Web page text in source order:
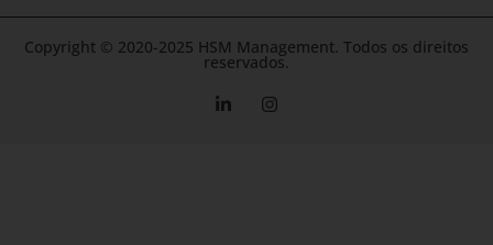
Copyright © 2020-2025 HSM Management. Todos os direitos
reservados.